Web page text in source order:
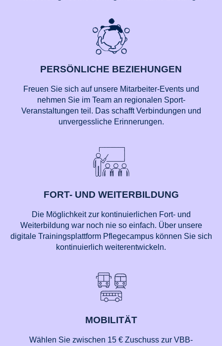
PERSÖNLICHE BEZIEHUNGEN
Freuen Sie sich auf unsere Mitarbeiter-Events und
nehmen Sie im Team an regionalen Sport-
Veranstaltungen teil. Das schafft Verbindungen und
unvergessliche Erinnerungen.
FORT- UND WEITERBILDUNG
Die Möglichkeit zur kontinuierlichen Fort- und
Weiterbildung war noch nie so einfach. Über unsere
digitale Trainingsplattform Pflegecampus können Sie sich
kontinuierlich weiterentwickeln.
MOBILITÄT
Wählen Sie zwischen 15 € Zuschuss zur VBB-